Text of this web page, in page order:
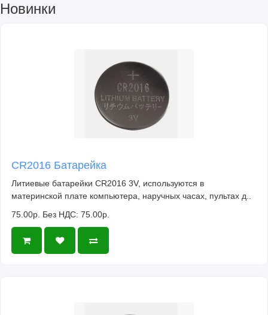
Новинки
CR2016 Батарейка
Литиевые батарейки CR2016 3V, используются в
материнской плате компьютера, наручных часах, пультах д..
75.00р. Без НДС: 75.00р.